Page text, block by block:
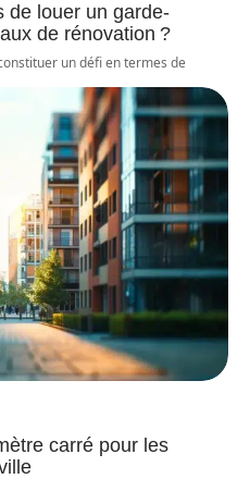
de louer un garde-
de rénovation ?
un défi en termes de
carré pour les